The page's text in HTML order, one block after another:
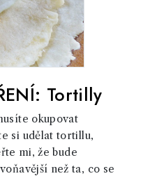
Tortilly
okupovat
si udělat tortillu,
mi, že bude
než ta, co se